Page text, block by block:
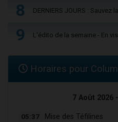
8 DERNIERS JOURS : Sauvez
9 L'édito de la semaine - En
Horaires pour
7 Août 2026
05:37 Mise des Téfilines